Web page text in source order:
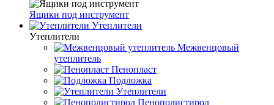
Ящики под инструмент
Утеплители
Утеплители
Межвенцовый
утеплитель
Пенопласт
Подложка
Утеплители
Пенополистирол